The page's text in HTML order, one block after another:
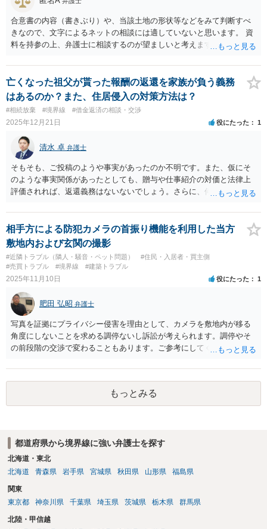
合意書の内容（書きぶり）や、当該土地の形状等などをみて判断すべ
きなので、文字によるネットの相談には適していないと思います。 資
料を持参の上、弁護士に相談するのが望ましいと考えます。
亡くなった祖父が貰った報酬の返還を家族が負う義務
はあるのか？また、住居侵入の対策方法は？
#相続放棄 #境界線 #借金返済の相談・交渉
2025年12月21日 役にたった 1
清水 卓 弁護士
そもそも、ご投稿のようや事実があったのか不明です。また、仮にそ
のような事実関係があったとしても、贈与や仕事紹介の対価と法律上
評価されれば、返還義務はないないでしょう。さらに、何らかの返還
れます。 以上のような観点からすると、あなたのお父さんやあなた
は何らの返還義務も負っていないものと思われます。 断っているに
もかかわらず、何度も敷地に立ち入られる等の事態が続くようであれ
ば、一度、警察に相談なされてもよろしいかと思います（他には、お
住まいの地域の弁護士にあなたたちの代理人になってもらい、返還義
務を負っていない旨の態度を明らかにするとともに、代理人を飛び越
う方法も考えられます）。
相手方による防犯カメラの首振り機能を利用した当方
敷地内および玄関の撮影
#近隣トラブル（隣人・騒音・ペット問題）
#住民・入居者・買主側
#売買トラブル
#境界線 #建築トラブル
2025年11月10日 役にたった 1
肥田 弘昭 弁護士
写真を証拠にプライバシー侵害を理由として、カメラを敷地内が移る
角度にしないことを求める調停ないし訴訟が考えられます。調停やそ
の前段階の交渉で変わることもあります。ご参考にしてください。
もっとみる
都道府県から境界線に強い弁護士を探す
北海道・東北
北海道
青森県 岩手県 宮城県 秋田県 山形県 福島県
関東
東京都
神奈川県 千葉県 埼玉県 茨城県 栃木県 群馬県
北陸・甲信越